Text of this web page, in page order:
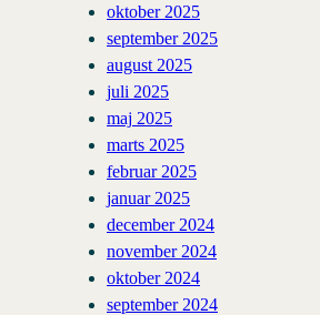
oktober 2025
september 2025
august 2025
juli 2025
maj 2025
marts 2025
februar 2025
januar 2025
december 2024
november 2024
oktober 2024
september 2024